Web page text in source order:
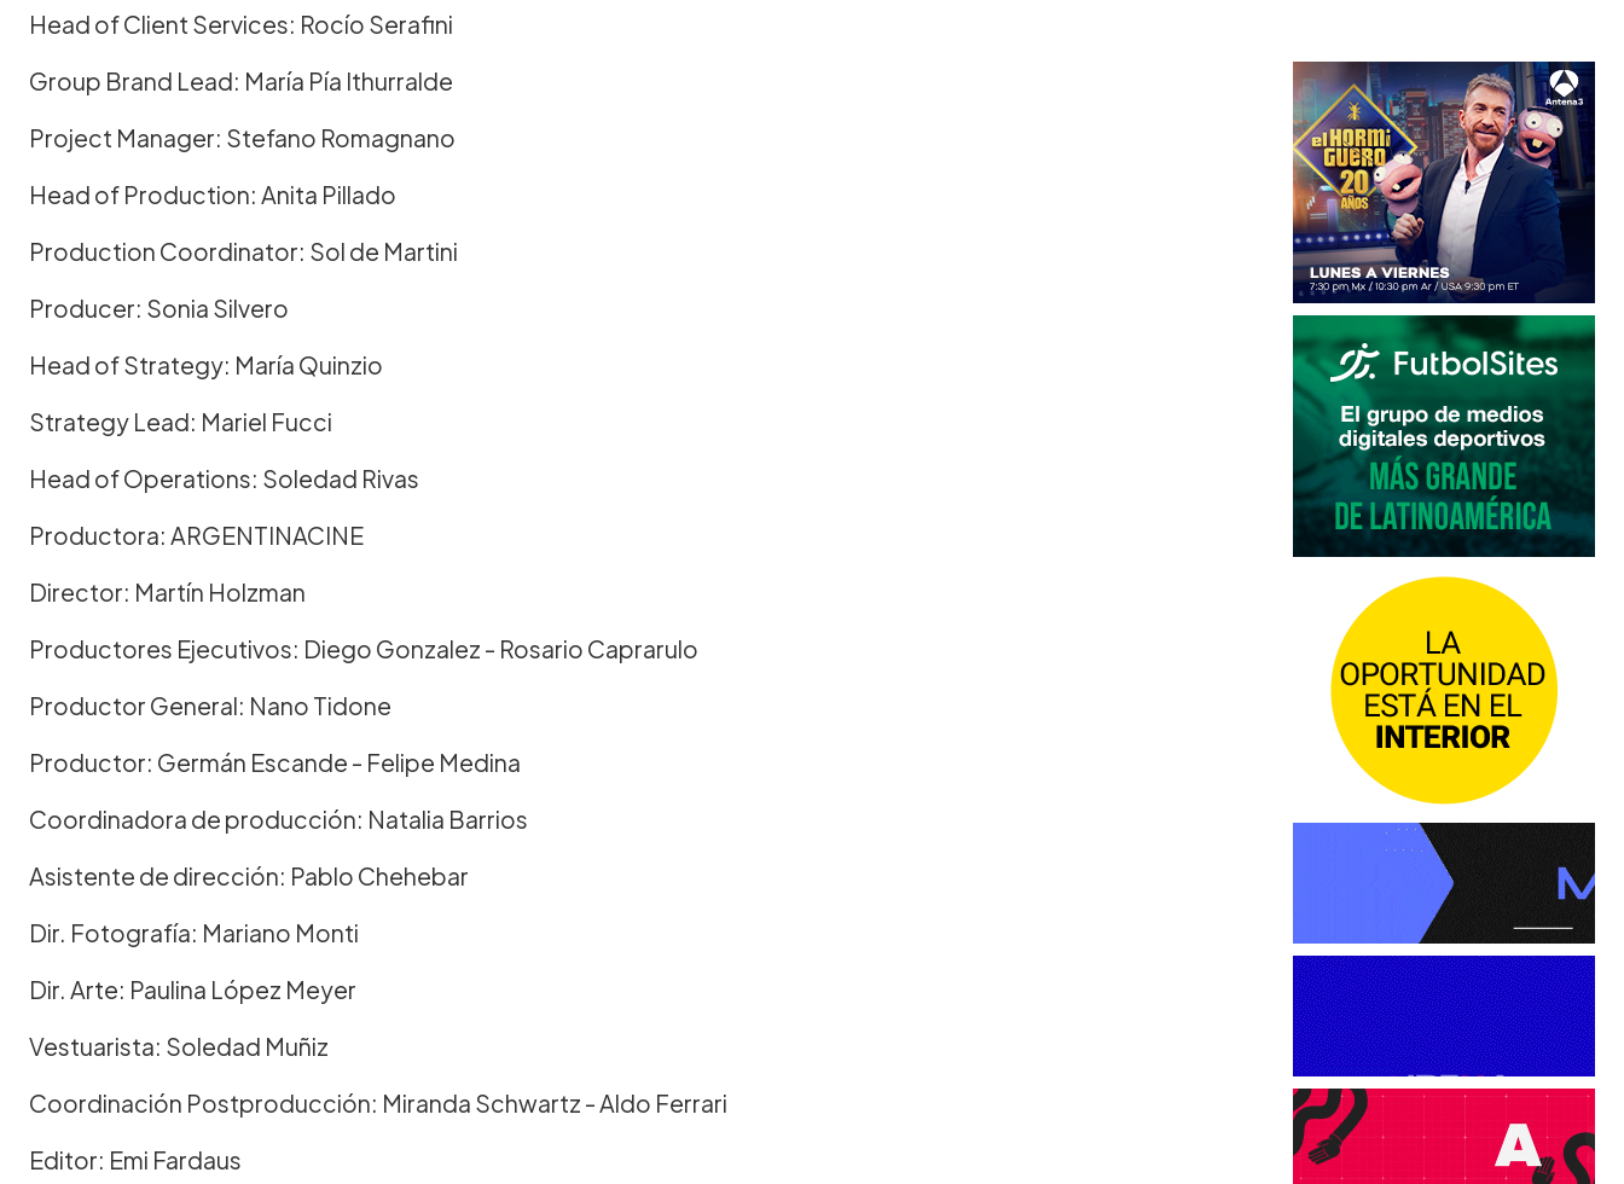
Head of Client Services: Rocío Serafini
Group Brand Lead: María Pía Ithurralde
Project Manager: Stefano Romagnano
Head of Production: Anita Pillado
Production Coordinator: Sol de Martini
Producer: Sonia Silvero
Head of Strategy: María Quinzio
Strategy Lead: Mariel Fucci
Head of Operations: Soledad Rivas
Productora: ARGENTINACINE
Director: Martín Holzman
Productores Ejecutivos: Diego Gonzalez - Rosario Caprarulo
Productor General: Nano Tidone
Productor: Germán Escande - Felipe Medina
Coordinadora de producción: Natalia Barrios
Asistente de dirección: Pablo Chehebar
Dir. Fotografía: Mariano Monti
Dir. Arte: Paulina López Meyer
Vestuarista: Soledad Muñiz
Coordinación Postproducción: Miranda Schwartz - Aldo Ferrari
Editor: Emi Fardaus